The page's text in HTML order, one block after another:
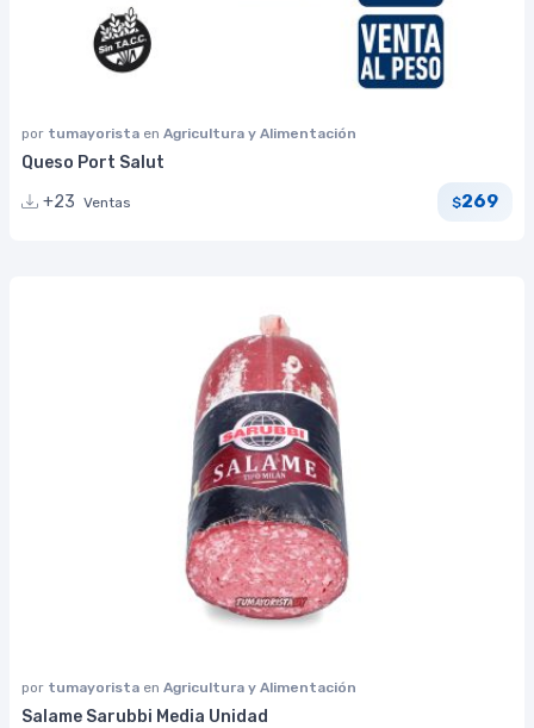
por tumayorista en Agricultura y Alimentación
Queso Port Salut
+23 Ventas $269
por tumayorista en Agricultura y Alimentación
Salame Sarubbi Media Unidad